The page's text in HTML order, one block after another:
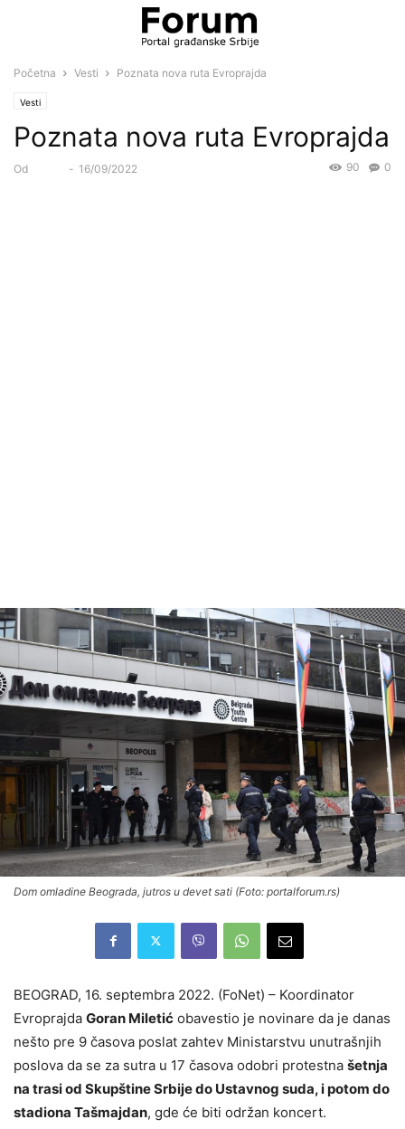
Početna Vesti Poznata nova ruta Evroprajda
Vesti
Poznata nova ruta Evroprajda
Od - 16/09/2022 0
90
Dom omladine Beograda, jutros u devet sati (Foto: portalforum.rs)
BEOGRAD, 16. septembra 2022. (FoNet) – Koordinator
Evroprajda Goran Miletić obavestio je novinare da je danas
nešto pre 9 časova poslat zahtev Ministarstvu unutrašnjih
poslova da se za sutra u 17 časova odobri protestna šetnja
na trasi od Skupštine Srbije do Ustavnog suda, i potom do
stadiona Tašmajdan, gde će biti održan koncert.